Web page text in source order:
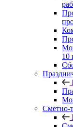
10
Сметно-